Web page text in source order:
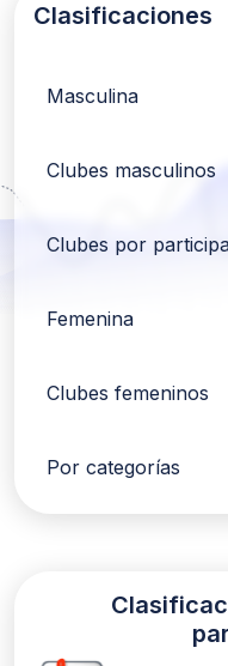
Clasificaciones
Masculina
Clubes masculinos
Clubes por
Femenina
Clubes femeninos
Por categorías